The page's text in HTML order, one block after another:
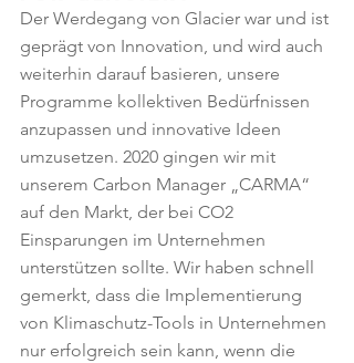
Der Werdegang von Glacier war und ist
geprägt von Innovation, und wird auch
weiterhin darauf basieren, unsere
Programme kollektiven Bedürfnissen
anzupassen und innovative Ideen
umzusetzen. 2020 gingen wir mit
unserem Carbon Manager „CARMA“
auf den Markt, der bei CO2
Einsparungen im Unternehmen
unterstützen sollte. Wir haben schnell
gemerkt, dass die Implementierung
von Klimaschutz-Tools in Unternehmen
nur erfolgreich sein kann, wenn die